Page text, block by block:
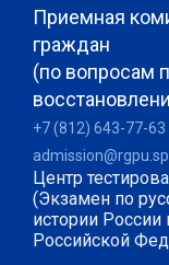
Приемная
граждан
(по вопросам
+7 (812) 643-77-63
Центр
(Экзамен по
истории России
Российской